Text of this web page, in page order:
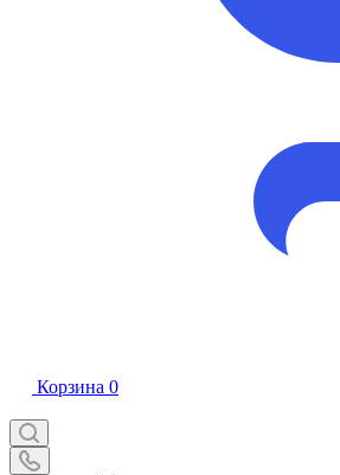
Корзина 0